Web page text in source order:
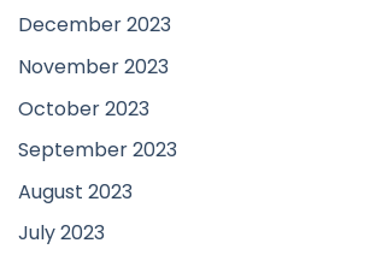
December 2023
November 2023
October 2023
September 2023
August 2023
July 2023